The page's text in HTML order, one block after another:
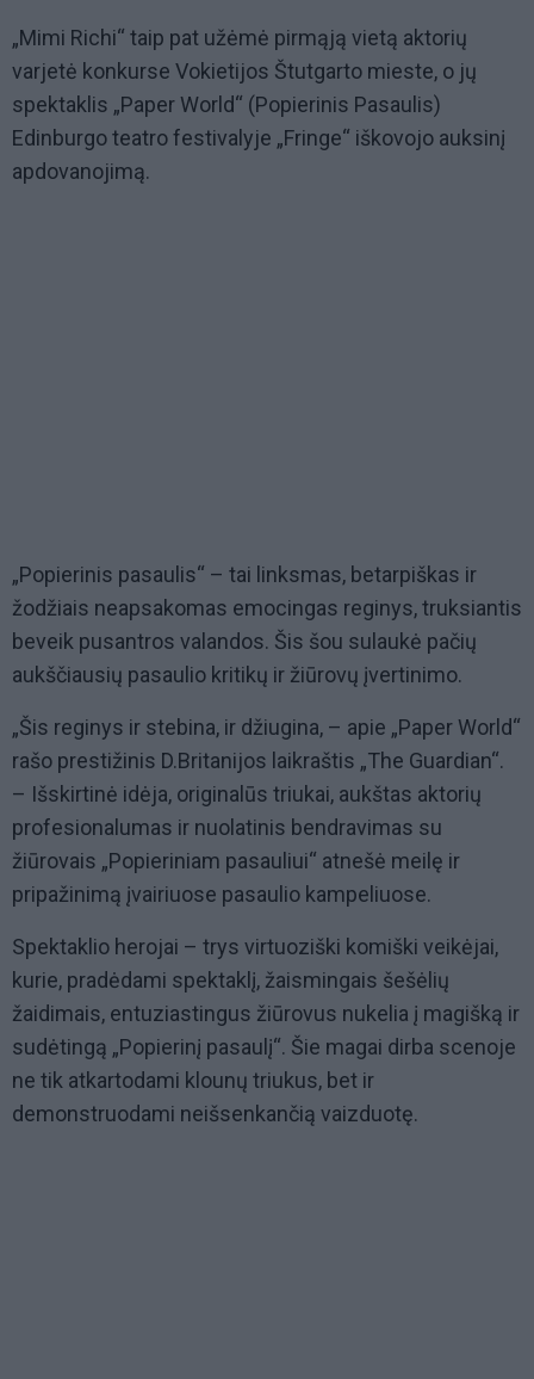
„Mimi Richi“ taip pat užėmė pirmąją vietą aktorių
varjetė konkurse Vokietijos Štutgarto mieste, o jų
spektaklis „Paper World“ (Popierinis Pasaulis)
Edinburgo teatro festivalyje „Fringe“ iškovojo auksinį
apdovanojimą.
„Popierinis pasaulis“ – tai linksmas, betarpiškas ir
žodžiais neapsakomas emocingas reginys, truksiantis
beveik pusantros valandos. Šis šou sulaukė pačių
aukščiausių pasaulio kritikų ir žiūrovų įvertinimo.
„Šis reginys ir stebina, ir džiugina, – apie „Paper World“
rašo prestižinis D.Britanijos laikraštis „The Guardian“.
– Išskirtinė idėja, originalūs triukai, aukštas aktorių
profesionalumas ir nuolatinis bendravimas su
žiūrovais „Popieriniam pasauliui“ atnešė meilę ir
pripažinimą įvairiuose pasaulio kampeliuose.
Spektaklio herojai – trys virtuoziški komiški veikėjai,
kurie, pradėdami spektaklį, žaismingais šešėlių
žaidimais, entuziastingus žiūrovus nukelia į magišką ir
sudėtingą „Popierinį pasaulį“. Šie magai dirba scenoje
ne tik atkartodami klounų triukus, bet ir
demonstruodami neišsenkančią vaizduotę.